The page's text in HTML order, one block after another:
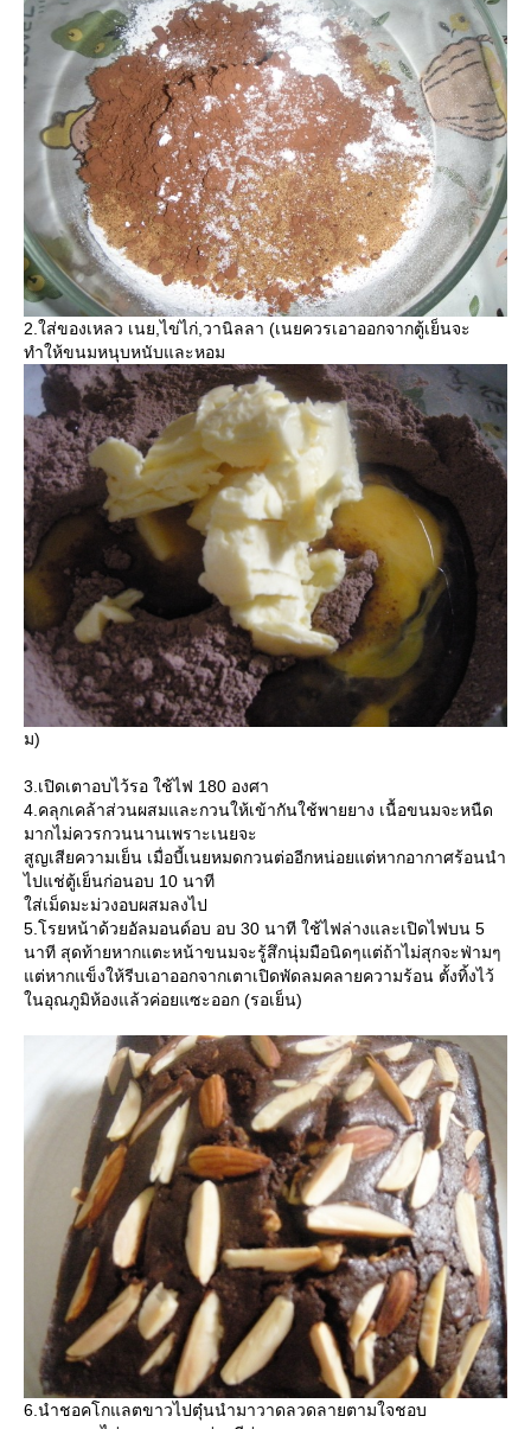
2.ใส่ของเหลว เนย,ไข่ไก่,วานิลลา (เนยควรเอาออกจากตู้เย็นจะ
ทำให้ขนมหนุบหนับและหอม
ม)
3.เปิดเตาอบไว้รอ ใช้ไฟ 180 องศา
4.คลุกเคล้าส่วนผสมและกวนให้เข้ากันใช้พายยาง เนื้อขนมจะหนืด
มากไม่ควรกวนนานเพราะเนยจะ
สูญเสียความเย็น เมื่อบี้เนยหมดกวนต่ออีกหน่อยแต่หากอากาศร้อนนำ
ไปแช่ตู้เย็นก่อนอบ 10 นาที
ส่เม็ดมะม่วงอบผสมลงไป
5.โรยหน้าด้วยอัลมอนด์อบ อบ 30 นาที ใช้ไฟล่างและเปิดไฟบน 5
นาที สุดท้ายหากแตะหน้าขนมจะรู้สึกนุ่มมือนิดๆแต่ถ้าไม่สุกจะฟ่ามๆ
ต่หากแข็งให้รีบเอาออกจากเตาเปิดพัดลมคลายความร้อน ตั้งทิ้งไว้
นอุณภูมิห้องแล้วค่อยแซะออก (รอเย็น)
6.นำชอคโกแลตขาวไปตุ๋นนำมาวาดลวดลายตามใจชอบ